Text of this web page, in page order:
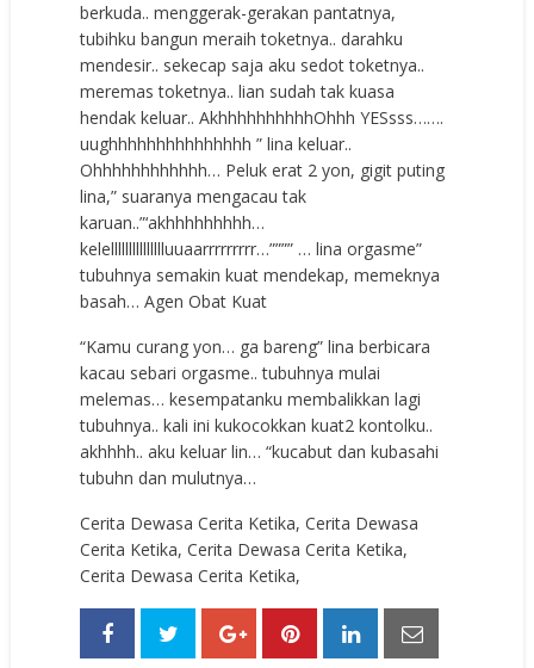
berkuda.. menggerak-gerakan pantatnya,
tubihku bangun meraih toketnya.. darahku
mendesir.. sekecap saja aku sedot toketnya..
meremas toketnya.. lian sudah tak kuasa
hendak keluar.. AkhhhhhhhhhhOhhh YESsss…….
uughhhhhhhhhhhhhhh ” lina keluar..
Ohhhhhhhhhhhh… Peluk erat 2 yon, gigit puting
lina,” suaranya mengacau tak
karuan..”‘akhhhhhhhhh…
kelellllllllllllllluuaarrrrrrrrr…”””” … lina orgasme”
tubuhnya semakin kuat mendekap, memeknya
basah…Agen Obat Kuat
“Kamu curang yon… ga bareng” lina berbicara
kacau sebari orgasme.. tubuhnya mulai
melemas… kesempatanku membalikkan lagi
tubuhnya.. kali ini kukocokkan kuat2 kontolku..
akhhhh.. aku keluar lin… “kucabut dan kubasahi
tubuhn dan mulutnya…
Cerita Dewasa Cerita Ketika, Cerita Dewasa
Cerita Ketika, Cerita Dewasa Cerita Ketika,
Cerita Dewasa Cerita Ketika,